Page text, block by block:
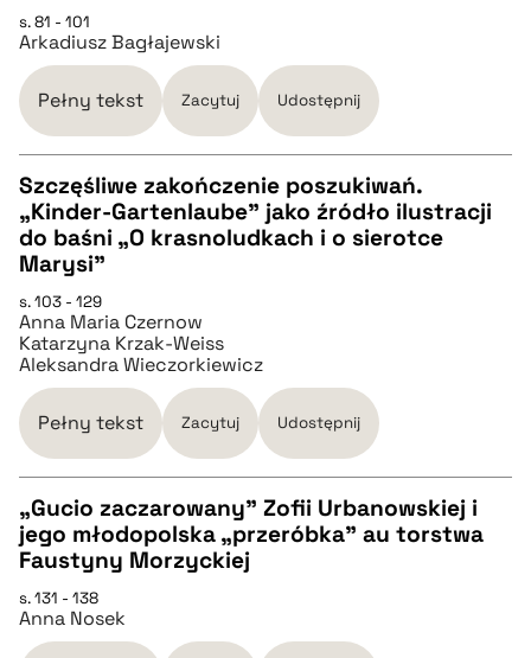
pobierz cytat
BIBTEX
pobierz cytat
s. 81 - 101
Arkadiusz Bagłajewski
Pełny tekst Zacytuj Udostępnij
CZYSTY TEKST
pobierz cytat
BIBTEX
pobierz cytat
Szczęśliwe zakończenie poszukiwań.
„Kinder-Gartenlaube” jako źródło ilustracji
do baśni „O krasnoludkach i o sierotce
Marysi”
s. 103 - 129
Anna Maria Czernow
Katarzyna Krzak-Weiss
Aleksandra Wieczorkiewicz
Pełny tekst Zacytuj Udostępnij
CZYSTY TEKST
pobierz cytat
„Gucio zaczarowany” Zofii Urbanowskiej i
jego młodopolska „przeróbka” au torstwa
Faustyny Morzyckiej
s. 131 - 138
Anna Nosek